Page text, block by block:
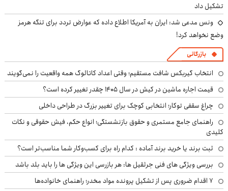
تشکیل داد
ونس مدعی شد: ایران به آمریکا اطلاع داده که عوارض تردد برای تنگه هرمز
وضع نخواهد کرد!
بازرگانی
انتخاب گیربکس شافت مستقیم؛ وقتی اعداد کاتالوگ همه واقعیت را نمی‌گویند
قیمت اجاره ماشین در کیش در سال ۱۴۰۵ چقدر تغییر کرده است؟
چراغ سقفی توکار؛ انتخابی کوچک برای تغییر بزرگ در طراحی داخلی
راهنمای جامع مستمری و حقوق بازنشستگی؛ انواع حکم، فیش حقوقی و نکات
کلیدی
ثبت برند یا خرید برند آماده : کدام راه برای کسب‌وکار شما مناسب‌تر است؟
بررسی ویژگی های فنی جرثقیل ها: هر بازرسی این ویژگی ها را باید بلد باشد
۷ اقدام ضروری پس از تشکیل پرونده مواد مخدر؛ راهنمای خانواده‌ها